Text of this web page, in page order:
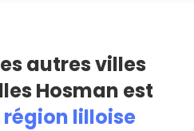
autres villes
Hosman est
région lilloise